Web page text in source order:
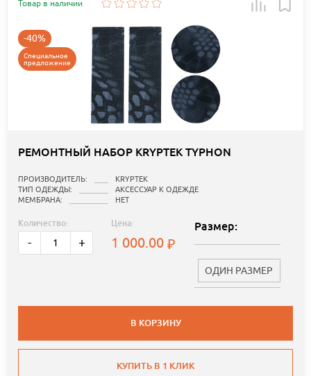
Товар в наличии
-40%
Специальное
предложение
РЕМОНТНЫЙ НАБОР KRYPTEK TYPHON
ПРОИЗВОДИТЕЛЬ:
KRYPTEK
ТИП ОДЕЖДЫ:
АКСЕССУАР К ОДЕЖДЕ
МЕМБРАНА:
НЕТ
Количество:
- +
Цена:
1 000.00
Размер:
ОДИН РАЗМЕР
В КОРЗИНУ
КУПИТЬ В 1 КЛИК